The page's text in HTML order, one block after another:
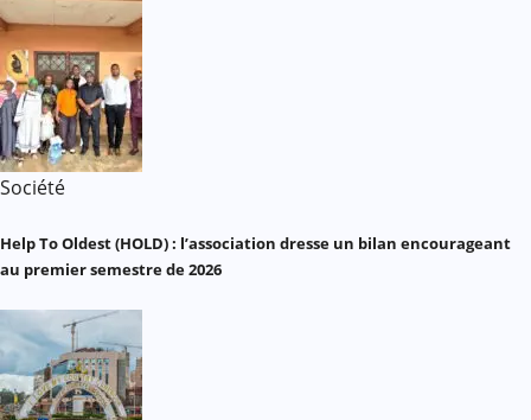
Société
Help To Oldest (HOLD) : l’association dresse un bilan encourageant
au premier semestre de 2026